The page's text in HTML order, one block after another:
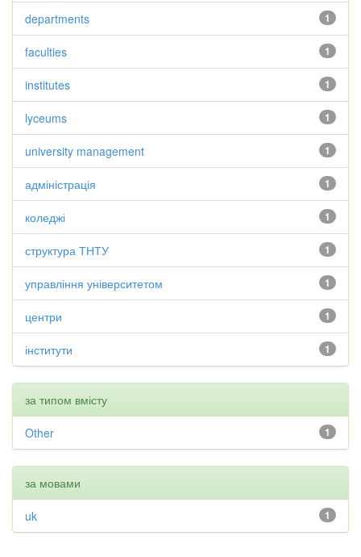
1
departments
1
faculties
1
institutes
1
lyceums
1
university management
1
адміністрація
1
коледжі
1
структура ТНТУ
1
управління університетом
1
центри
1
інститути
за типом вмісту
1
Other
за мовами
1
uk